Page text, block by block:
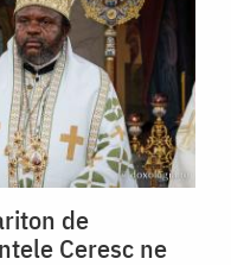
de
Ceresc ne